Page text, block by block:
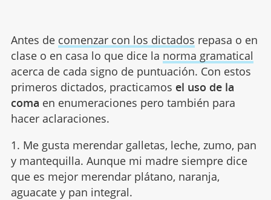
Antes de comenzar con los dictados repasa o en
clase o en casa lo que dice la norma gramatical
acerca de cada signo de puntuación. Con estos
primeros dictados, practicamos el uso de la
coma en enumeraciones pero también para
hacer aclaraciones.
1. Me gusta merendar galletas, leche, zumo, pan
y mantequilla. Aunque mi madre siempre dice
que es mejor merendar plátano, naranja,
aguacate y pan integral.